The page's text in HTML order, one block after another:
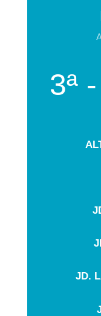
3ª
JD.